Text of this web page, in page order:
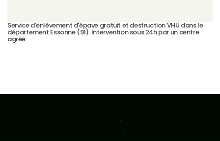
Service d'enlèvement d'épave gratuit et destruction VHU dans le
département Essonne (91). Intervention sous 24h par un centre
agréé.